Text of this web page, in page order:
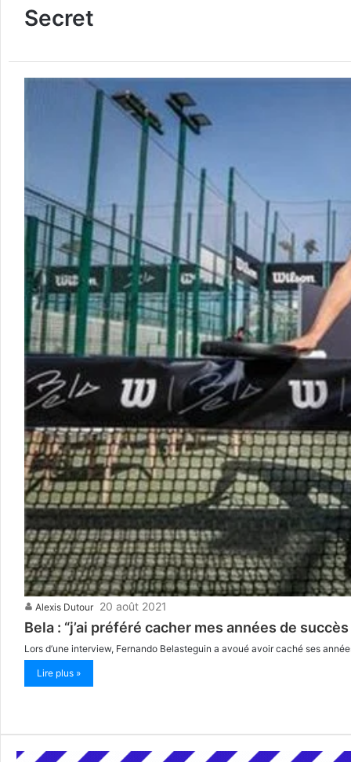
Secret
Alexis Dutour 20 août 2021
Bela : “j’ai préféré cacher mes années de
Lors d’une interview, Fernando Belasteguin a avoué avoir caché ses
Lire plus »